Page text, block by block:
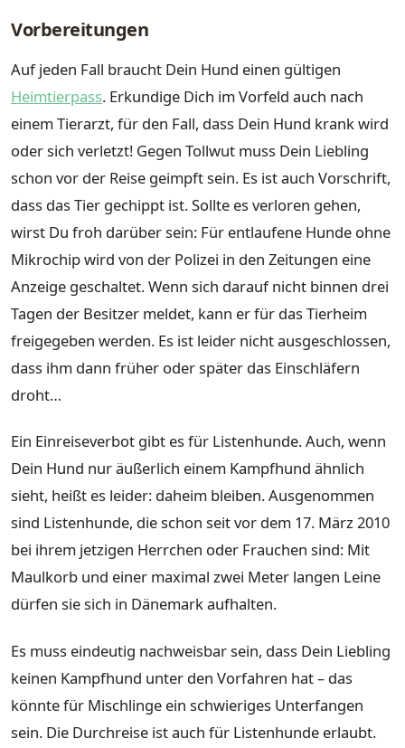
Vorbereitungen
Auf jeden Fall braucht Dein Hund einen gültigen
Heimtierpass. Erkundige Dich im Vorfeld auch nach
einem Tierarzt, für den Fall, dass Dein Hund krank wird
oder sich verletzt! Gegen Tollwut muss Dein Liebling
schon vor der Reise geimpft sein. Es ist auch Vorschrift,
dass das Tier gechippt ist. Sollte es verloren gehen,
wirst Du froh darüber sein: Für entlaufene Hunde ohne
Mikrochip wird von der Polizei in den Zeitungen eine
Anzeige geschaltet. Wenn sich darauf nicht binnen drei
Tagen der Besitzer meldet, kann er für das Tierheim
freigegeben werden. Es ist leider nicht ausgeschlossen,
dass ihm dann früher oder später das Einschläfern
droht…
Ein Einreiseverbot gibt es für Listenhunde. Auch, wenn
Dein Hund nur äußerlich einem Kampfhund ähnlich
sieht, heißt es leider: daheim bleiben. Ausgenommen
sind Listenhunde, die schon seit vor dem 17. März 2010
bei ihrem jetzigen Herrchen oder Frauchen sind: Mit
Maulkorb und einer maximal zwei Meter langen Leine
dürfen sie sich in Dänemark aufhalten.
Es muss eindeutig nachweisbar sein, dass Dein Liebling
keinen Kampfhund unter den Vorfahren hat – das
könnte für Mischlinge ein schwieriges Unterfangen
sein. Die Durchreise ist auch für Listenhunde erlaubt.